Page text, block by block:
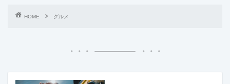
HOME グルメ